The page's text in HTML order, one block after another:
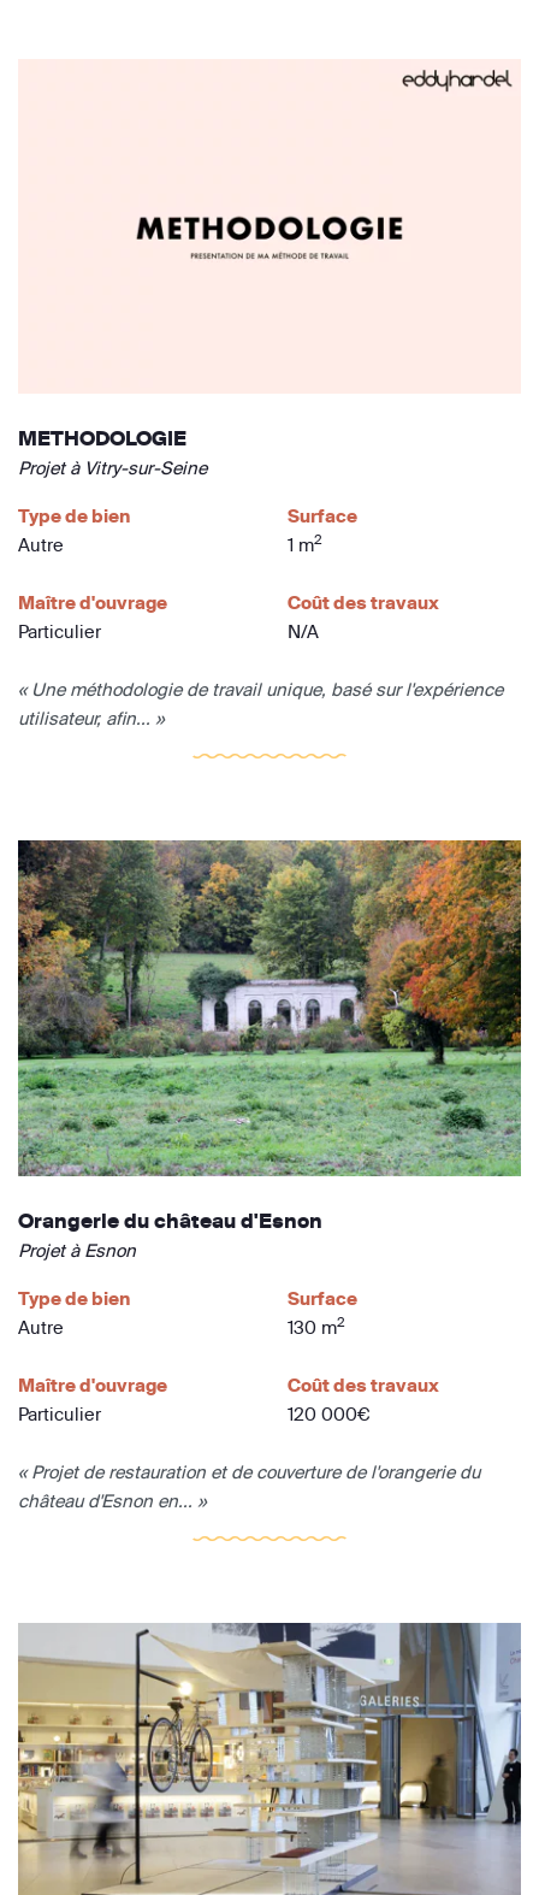
METHODOLOGIE
Projet à Vitry-sur-Seine
Type de bien
Autre
Surface
1 m2
Maître d'ouvrage
Particulier
Coût des travaux
N/A
« Une méthodologie de travail unique, basé sur l'expérience
utilisateur, afin... »
Orangerie du château d'Esnon
Projet à Esnon
Type de bien
Autre
Surface
130 m2
Maître d'ouvrage
Particulier
Coût des travaux
120 000€
« Projet de restauration et de couverture de l'orangerie du
château d'Esnon en... »